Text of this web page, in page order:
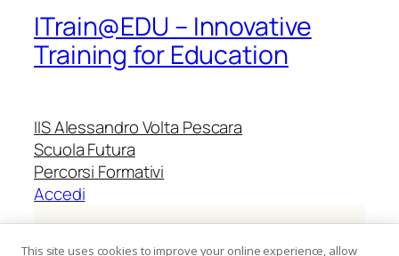
ITrain@EDU – Innovative
Training for Education
IIS Alessandro Volta Pescara
Scuola Futura
Percorsi Formativi
Accedi
This site uses cookies to improve your online experience, allow